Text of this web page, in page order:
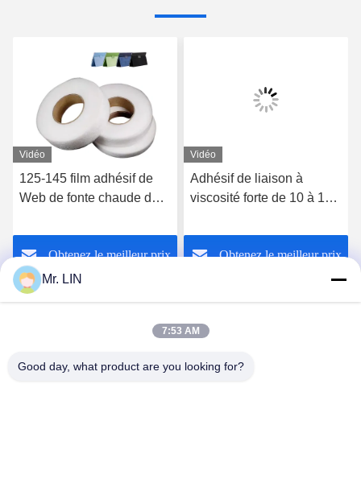
Vidéo
125-145 film adhésif de
Web de fonte chaude du
Web blanc chaud de fonte
d'adhérence forte
Obtenez le meilleur prix
Vidéo
Adhésif de liaison à
viscosité forte de 10 à 15
adhésive thermofusible à
température de 125 à 145
Obtenez le meilleur prix
Guangdong Jinhonghai New Material
Mr. LIN
7:53 AM
Good day, what product are you looking for?